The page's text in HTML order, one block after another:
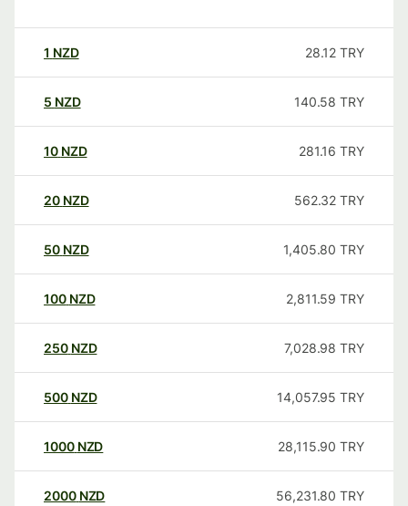
1 NZD 28.12 TRY
5 NZD 140.58 TRY
10 NZD 281.16 TRY
20 NZD 562.32 TRY
50 NZD 1,405.80 TRY
100 NZD 2,811.59 TRY
250 NZD 7,028.98 TRY
500 NZD 14,057.95 TRY
1000 NZD 28,115.90 TRY
2000 NZD 56,231.80 TRY